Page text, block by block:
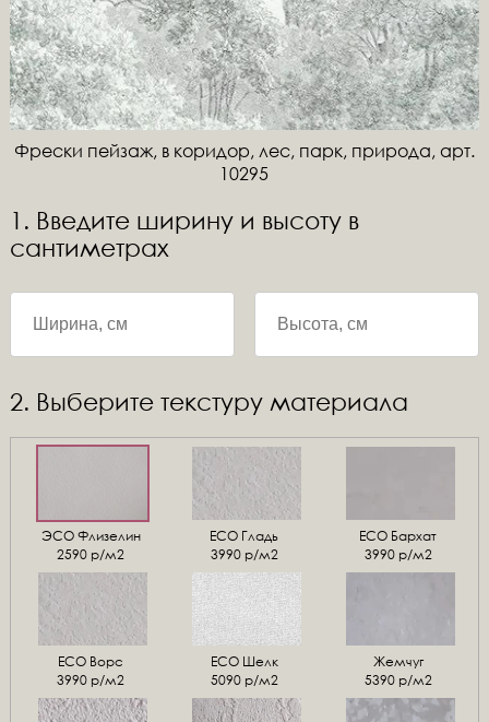
Фрески пейзаж, в коридор, лес, парк, природа, арт.
10295
1. Введите ширину и высоту в
сантиметрах
2. Выберите текстуру материала
ЭСО Флизелин
2590 р/м2
ЕСО Гладь
3990 р/м2
ECO Бархат
3990 р/м2
ЕСО Ворс
3990 р/м2
ЕСО Шелк
5090 р/м2
Жемчуг
5390 р/м2